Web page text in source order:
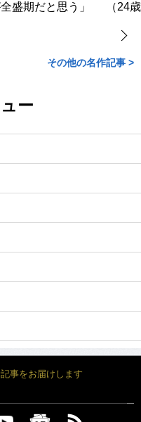
盛期だと思う」
（24
その他の名作記事 >
ー
事をお届けします